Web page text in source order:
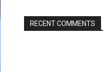
RECENT COMMENTS